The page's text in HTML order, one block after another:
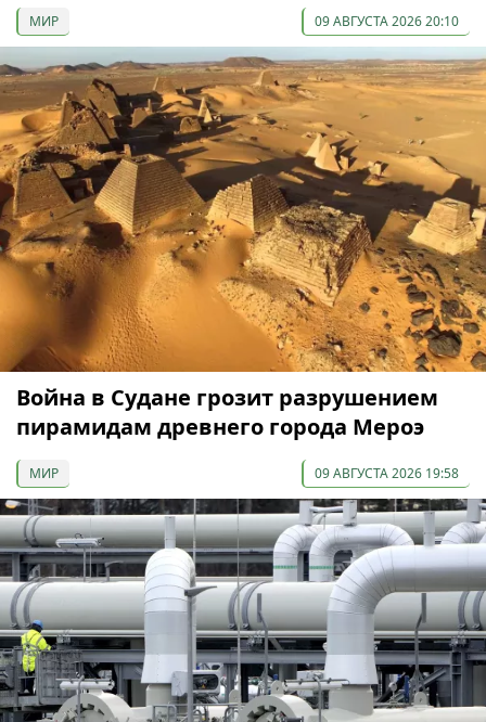
МИР 09 АВГУСТА 2026 20:10
Война в Судане грозит разрушением
пирамидам древнего города Мероэ
МИР 09 АВГУСТА 2026 19:58